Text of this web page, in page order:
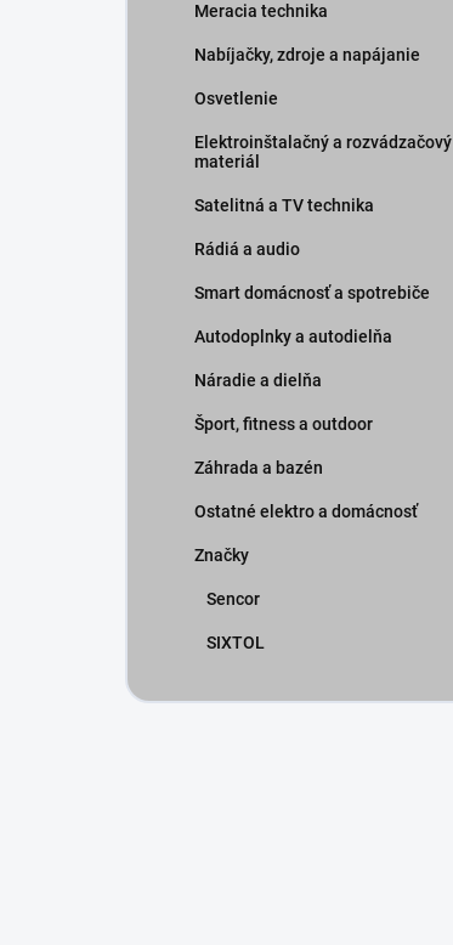
Meracia technika
Nabíjačky, zdroje a napájanie
Osvetlenie
Elektroinštalačný a rozvádzačový
materiál
Satelitná a TV technika
Rádiá a audio
Smart domácnosť a spotrebiče
Autodoplnky a autodielňa
Náradie a dielňa
Šport, fitness a outdoor
Záhrada a bazén
Ostatné elektro a domácnosť
Značky
Sencor
SIXTOL